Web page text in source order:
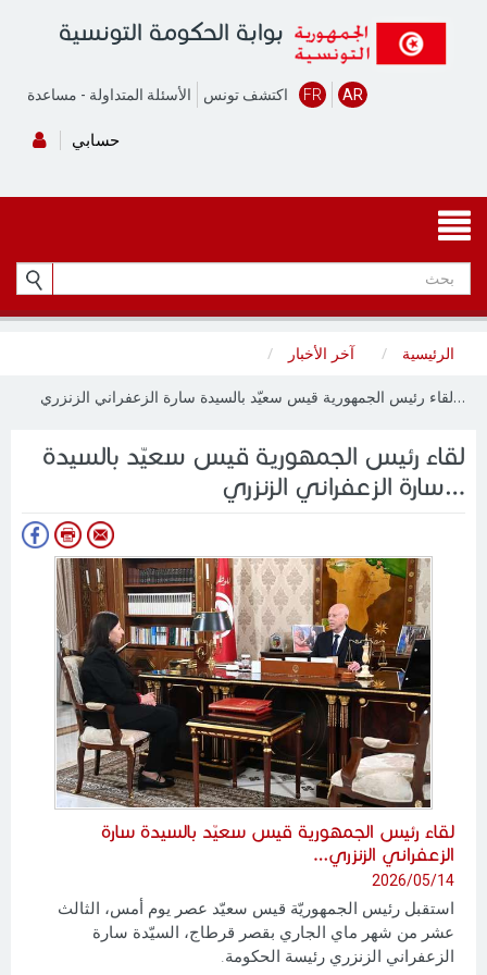
بوابة الحكومة التونسية
الأسئلة المتداولة - مساعدة اكتشف تونس FR AR
حسابي
الرئيسية آخر الأخبار
لقاء رئيس الجمهورية قيس سعيّد بالسيدة سارة الزعفراني الزنزري…
لقاء رئيس الجمهورية قيس سعيّد بالسيدة
سارة الزعفراني الزنزري…
لقاء رئيس الجمهورية قيس سعيّد بالسيدة سارة
الزعفراني الزنزري…
2026/05/14
استقبل رئيس الجمهوريّة قيس سعيّد عصر يوم أمس، الثالث
عشر من شهر ماي الجاري بقصر قرطاج، السيّدة سارة
الزعفراني الزنزري رئيسة الحكومة.